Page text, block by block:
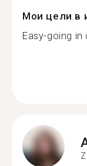
Мои цели в
Easy-going